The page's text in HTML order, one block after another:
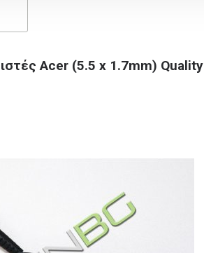
Acer (5.5 x 1.7mm) Quality